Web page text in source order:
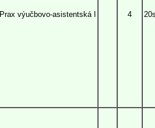
Prax výučbovo-asistentská I 4